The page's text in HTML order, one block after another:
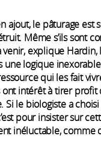
ajout, le pâturage est
Même s’ils sont
venir, explique Hardin,
une logique
qui les fait
ont intérêt à tirer profit
Si le biologiste a
pour insister sur
inéluctable, comme